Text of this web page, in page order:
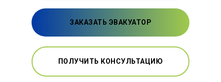
ЗАКАЗАТЬ ЭВАКУАТОР
ПОЛУЧИТЬ КОНСУЛЬТАЦИЮ